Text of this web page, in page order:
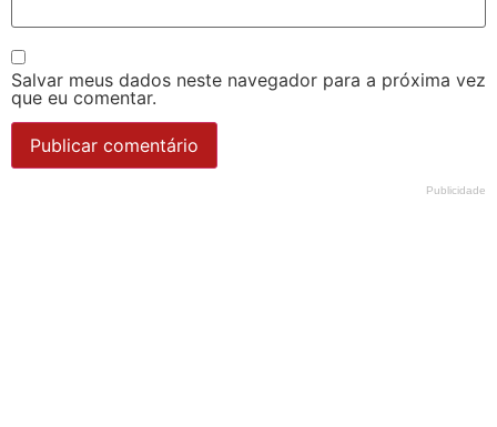
Salvar meus dados neste navegador para a próxima vez
que eu comentar.
Publicidade